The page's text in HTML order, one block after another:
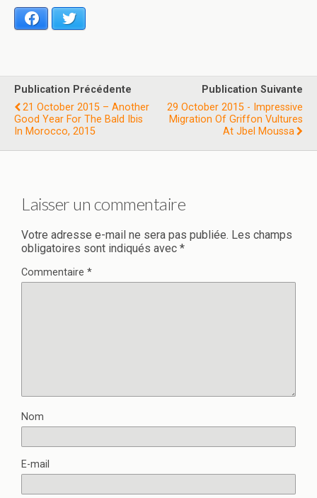
Facebook
Publication Précédente
21 October 2015 – Another
Good Year For The Bald Ibis
In Morocco, 2015
Publication Suivante
29 October 2015 - Impressive
Migration Of Griffon Vultures
At Jbel Moussa
Laisser un commentaire
Votre adresse e-mail ne sera pas publiée. Les champs
obligatoires sont indiqués avec *
Commentaire *
Nom
E-mail